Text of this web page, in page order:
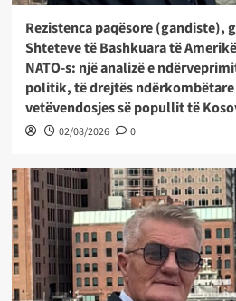
Rezistenca paqësore (gandiste),
Shteteve të Bashkuara të
NATO-s: një analizë e
politik, të drejtës ndërkombëtare
vetëvendosjes së popullit të
02/08/2026 0